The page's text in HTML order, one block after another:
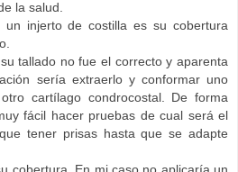
la salud.
un injerto de costilla es su cobertura
tallado no fue el correcto y aparenta
sería extraerlo y conformar uno
cartílago condrocostal. De forma
fácil hacer pruebas de cual será el
tener prisas hasta que se adapte